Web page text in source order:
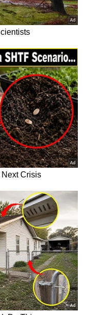
ವಿಭಾಗದಲ್ಲಿ ಕಳೆದ
ದೃಶ್ಯ ಮಾಧ್ಯಮ,
ಅನುಭವವಿದೆ.
ಪದವಿ.
ಜೀವನಶೈಲಿ,